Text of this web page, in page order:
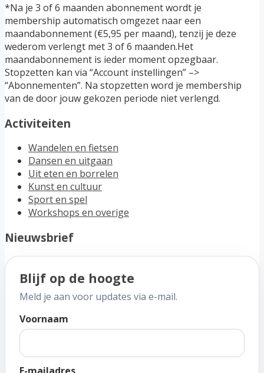
*Na je 3 of 6 maanden abonnement wordt je
membership automatisch omgezet naar een
maandabonnement (€5,95 per maand), tenzij je deze
wederom verlengt met 3 of 6 maanden.Het
maandabonnement is ieder moment opzegbaar.
Stopzetten kan via “Account instellingen” –>
“Abonnementen”. Na stopzetten word je membership
van de door jouw gekozen periode niet verlengd.
Activiteiten
Wandelen en fietsen
Dansen en uitgaan
Uit eten en borrelen
Kunst en cultuur
Sport en spel
Workshops en overige
Nieuwsbrief
Blijf op de hoogte
Meld je aan voor updates via e-mail.
Voornaam